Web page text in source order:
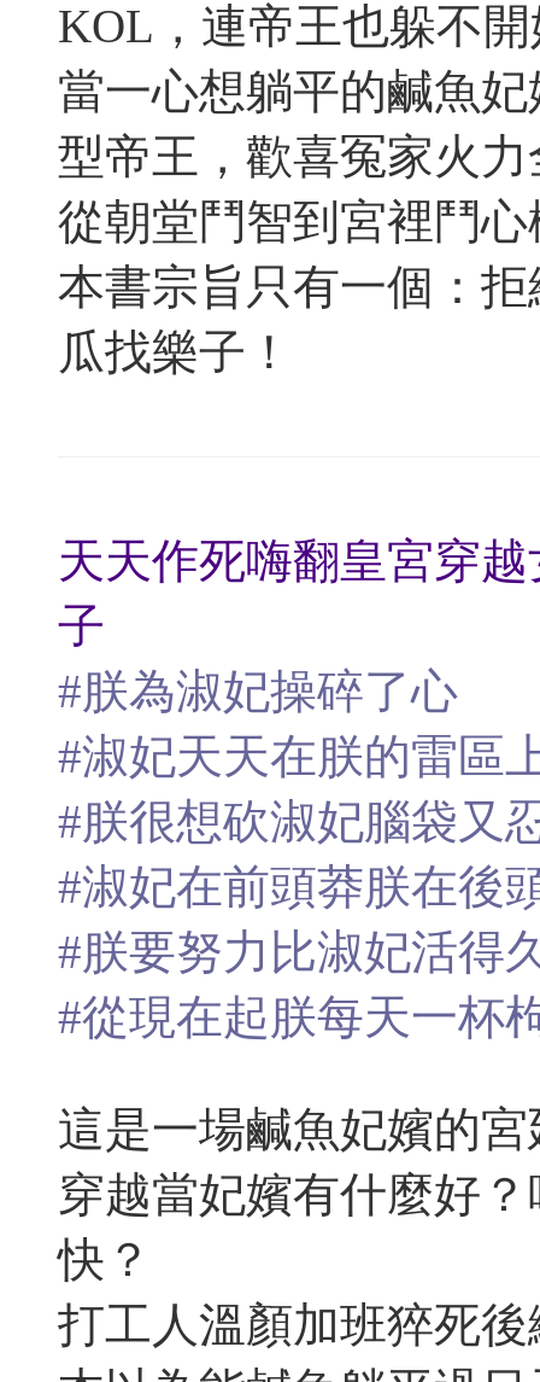
KOL，連帝王也躲不
當一心想躺平的鹹魚
型帝王，歡喜冤家火
從朝堂鬥智到宮裡鬥
本書宗旨只有一個：
瓜找樂子！
天天作死嗨翻皇宮穿
子
#朕為淑妃操碎了心
#淑妃天天在朕的雷區
#朕很想砍淑妃腦袋又
#淑妃在前頭莽朕在後
#朕要努力比淑妃活得
#從現在起朕每天一杯
這是一場鹹魚妃嬪的
穿越當妃嬪有什麼好
快？
打工人溫顏加班猝死